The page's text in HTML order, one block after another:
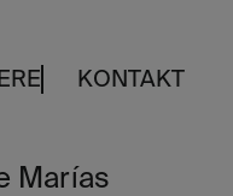
KONTAKT
Marías